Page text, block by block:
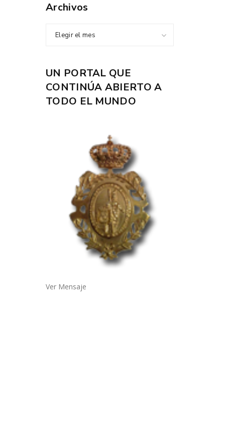
Archivos
Elegir el mes
UN PORTAL QUE
CONTINÚA ABIERTO A
TODO EL MUNDO
Ver Mensaje